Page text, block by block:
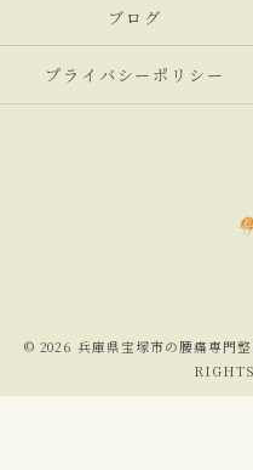
ブログ
プライバシーポリシー
© 2026 兵庫県宝塚市の腰痛専門